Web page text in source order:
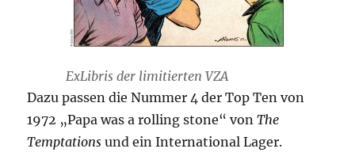
ExLibris der limitierten VZA
Dazu passen die Nummer 4 der Top Ten von
1972 „Papa was a rolling stone“ vonThe
Temptations und ein International Lager.